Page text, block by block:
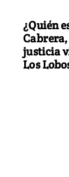
¿Quién
justicia
Los